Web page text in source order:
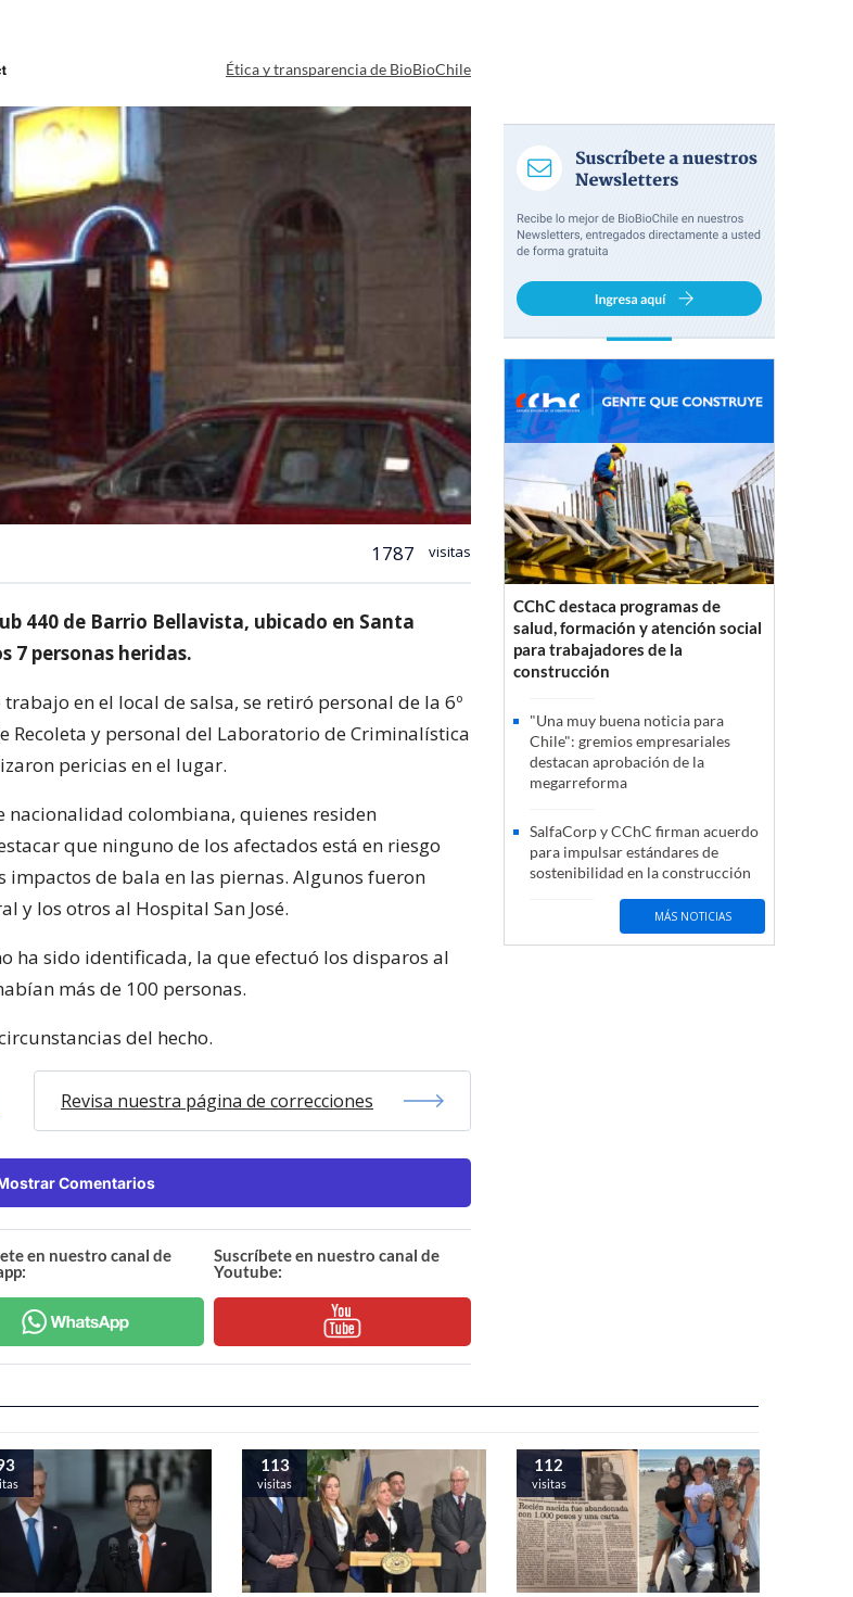
Ética y transparencia de BioBioChile
1787 visitas
440 de Barrio Bellavista, ubicado en Santa
7 personas heridas.
en el local de salsa, se retiró personal de la 6º
Recoleta y personal del Laboratorio de Criminalística
pericias en el lugar.
nacionalidad colombiana, quienes residen
que ninguno de los afectados está en riesgo
de bala en las piernas. Algunos fueron
y los otros al Hospital San José.
ha sido identificada, la que efectuó los disparos al
más de 100 personas.
del hecho.
Revisa nuestra página de correcciones
Comentarios
en nuestro canal de
Suscríbete en nuestro canal de
Youtube:
CChC destaca programas de
salud, formación y atención social
para trabajadores de la
construcción
"Una muy buena noticia para
Chile": gremios empresariales
destacan aprobación de la
megarreforma
SalfaCorp y CChC firman acuerdo
para impulsar estándares de
sostenibilidad en la construcción
MÁS NOTICIAS
113
visitas
112
visitas